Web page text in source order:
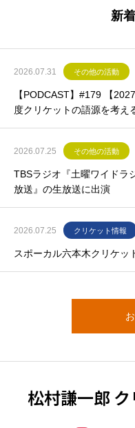
新
2026.07.31 その他の活動
【PODCAST】#179 【
度クリケットの語源を考え
2026.07.25 その他の活動
TBSラジオ『土曜ワイドラ
放送』の生放送に出演
2026.07.25 クリケット情報
スポーカル六本木クリケッ
松村謙一郎